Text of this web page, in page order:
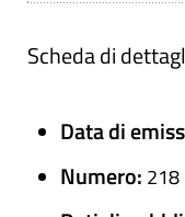
Scheda di
Data di
Numero: 218